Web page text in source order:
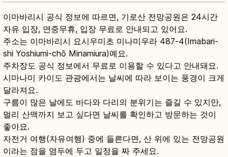
이마바리시 공식 정보에 따르면, 기로산 전망공원은 24시간
자유 입장, 연중무휴, 입장 무료로 안내되고 있어요.
주소는 이마바리시 요시우미초 미나미우라 487-4(Imabari-
shi Yoshiumi-chō Minamiura)예요.
주차장도 공식 정보에서 무료로 이용할 수 있다고 안내돼요.
시마나미 카이도 관광에서는 날씨에 따라 보이는 풍경이 크게
달라져요.
구름이 많은 날에도 바다와 다리의 분위기는 즐길 수 있지만,
멀리 산맥까지 보고 싶다면 날씨를 확인하고 방문하는 것이
좋아요.
자전거 여행(자유여행) 중에 들른다면, 산 위에 있는 전망공원
이라는 점을 염두에 두고 일정을 짜 주세요.